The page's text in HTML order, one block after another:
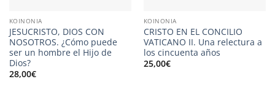
KOINONIA
JESUCRISTO, DIOS CON
NOSOTROS. ¿Cómo puede
ser un hombre el Hijo de
Dios?
28,00€
KOINONIA
CRISTO EN EL CONCILIO
VATICANO II. Una relectura a
los cincuenta años
25,00€